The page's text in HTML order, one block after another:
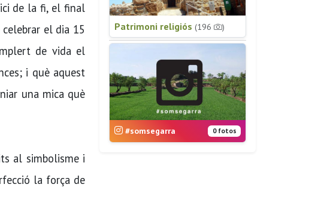
de la fi, el final
el dia 15
de vida el
i què aquest
una mica què
al simbolisme i
la força de
Patrimoni religiós (196 )
#somsegarra 0 fotos